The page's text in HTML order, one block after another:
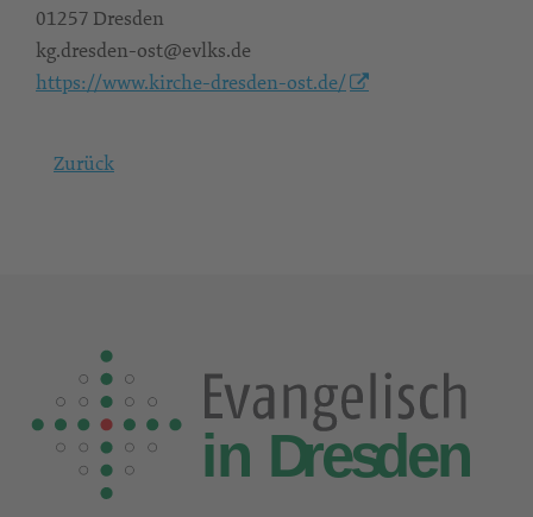
01257 Dresden
kg.dresden-ost@evlks.de
https://www.kirche-dresden-ost.de/
Zurück